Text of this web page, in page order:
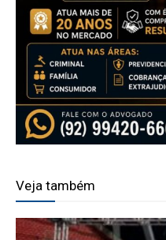
Veja também